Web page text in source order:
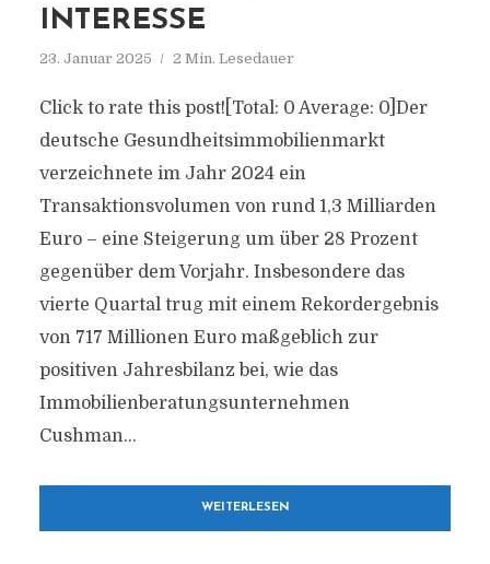
INTERESSE
23. Januar 2025 2 Min. Lesedauer
Click to rate this post![Total: 0 Average: 0]Der
deutsche Gesundheitsimmobilienmarkt
verzeichnete im Jahr 2024 ein
Transaktionsvolumen von rund 1,3 Milliarden
Euro – eine Steigerung um über 28 Prozent
gegenüber dem Vorjahr. Insbesondere das
vierte Quartal trug mit einem Rekordergebnis
von 717 Millionen Euro maßgeblich zur
positiven Jahresbilanz bei, wie das
Immobilienberatungsunternehmen
Cushman...
WEITERLESEN